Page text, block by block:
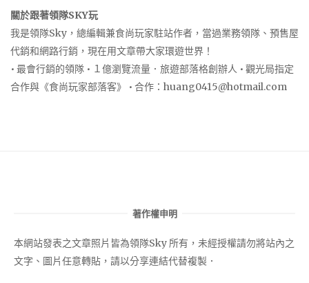
關於跟著領隊SKY玩
我是領隊Sky，總編輯兼食尚玩家駐站作者，當過業務領隊、預售屋
代銷和網路行銷，現在用文章帶大家環遊世界！
• 最會行銷的領隊 • １億瀏覽流量．旅遊部落格創辦人 • 觀光局指定
合作與《食尚玩家部落客》 • 合作： huang0415@hotmail.com
著作權申明
本網站發表之文章照片皆為領隊Sky 所有，未經授權請勿將站內之
文字、圖片任意轉貼，請以分享連結代替複製．